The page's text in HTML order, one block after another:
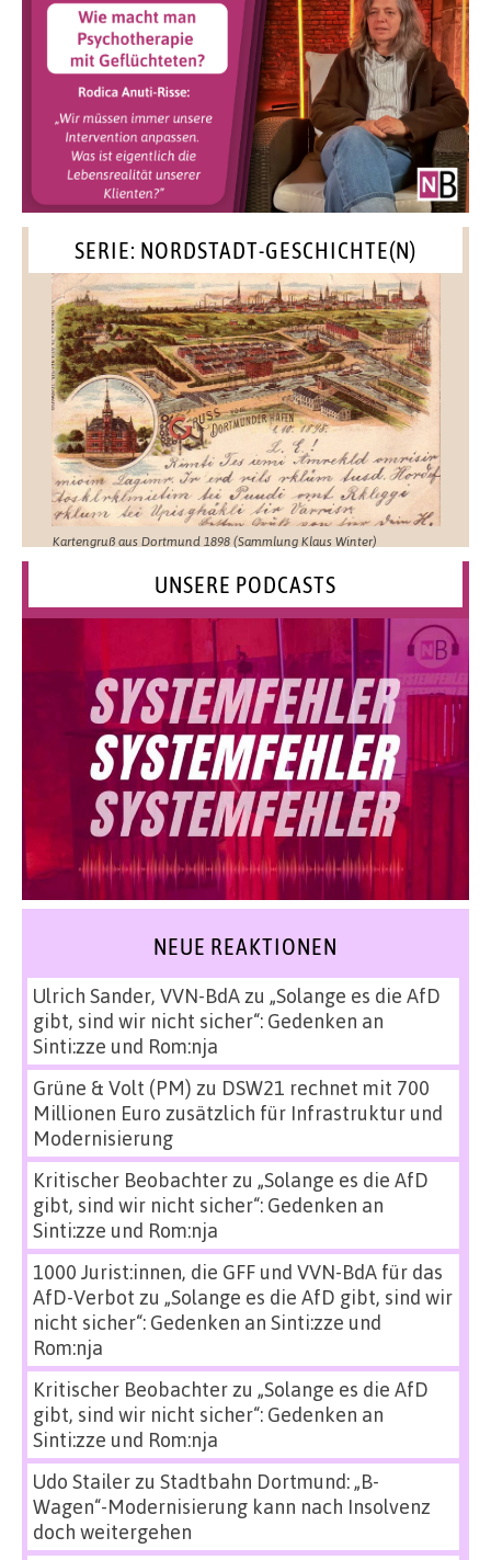
SERIE: NORDSTADT-GESCHICHTE(N)
Kartengruß aus Dortmund 1898 (Sammlung Klaus Winter)
UNSERE PODCASTS
NEUE REAKTIONEN
Ulrich Sander, VVN-BdAzu „Solange es die AfD
gibt, sind wir nicht sicher“: Gedenken an
Sinti:zze und Rom:nja
Grüne & Volt (PM) zu DSW21 rechnet mit 700
Millionen Euro zusätzlich für Infrastruktur und
Modernisierung
Kritischer Beobachterzu „Solange es die AfD
gibt, sind wir nicht sicher“: Gedenken an
Sinti:zze und Rom:nja
1000 Jurist:innen, die GFF und VVN-BdA für das
AfD-Verbot zu „Solange es die AfD gibt, sind wir
nicht sicher“: Gedenken an Sinti:zze und
Rom:nja
Kritischer Beobachterzu „Solange es die AfD
gibt, sind wir nicht sicher“: Gedenken an
Sinti:zze und Rom:nja
Udo Stailerzu Stadtbahn Dortmund: „B-
Wagen“-Modernisierung kann nach Insolvenz
doch weitergehen